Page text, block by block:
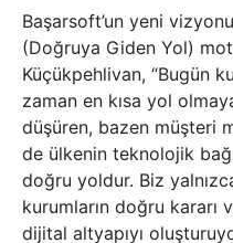
Başarsoft’un yeni
(Doğruya Giden Yol)
Küçükpehlivan, “Bugün
zaman en kısa yol
düşüren, bazen müşteri
de ülkenin teknolojik
doğru yoldur. Biz
kurumların doğru kararı
dijital altyapıyı